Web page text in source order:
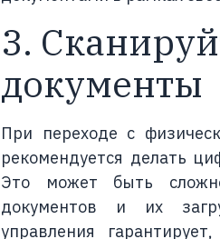
3.
документы
При переходе с
рекомендуется делать
Это может быть
документов и их
управления